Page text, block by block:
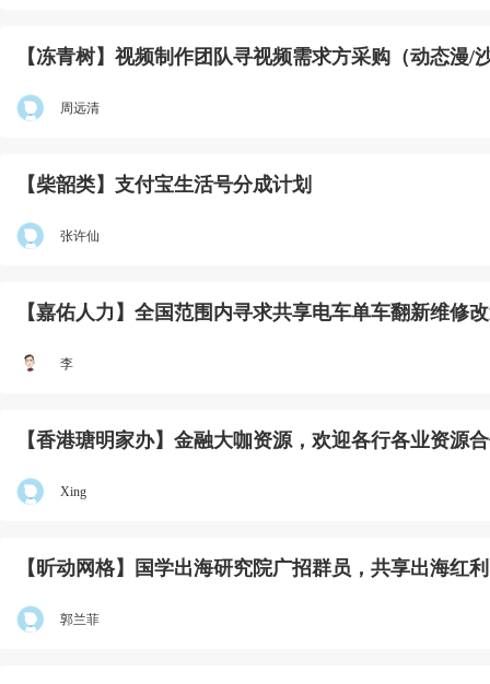
【冻青树】视频制作团队寻视频需求方采购（动态漫/
周远清
【柴韶类】支付宝生活号分成计划
张许仙
【嘉佑人力】全国范围内寻求共享电车单车翻新维修
李
【香港瑭明家办】金融大咖资源，欢迎各行各业资源
Xing
【昕动网格】国学出海研究院广招群员，共享出海红利
郭兰菲